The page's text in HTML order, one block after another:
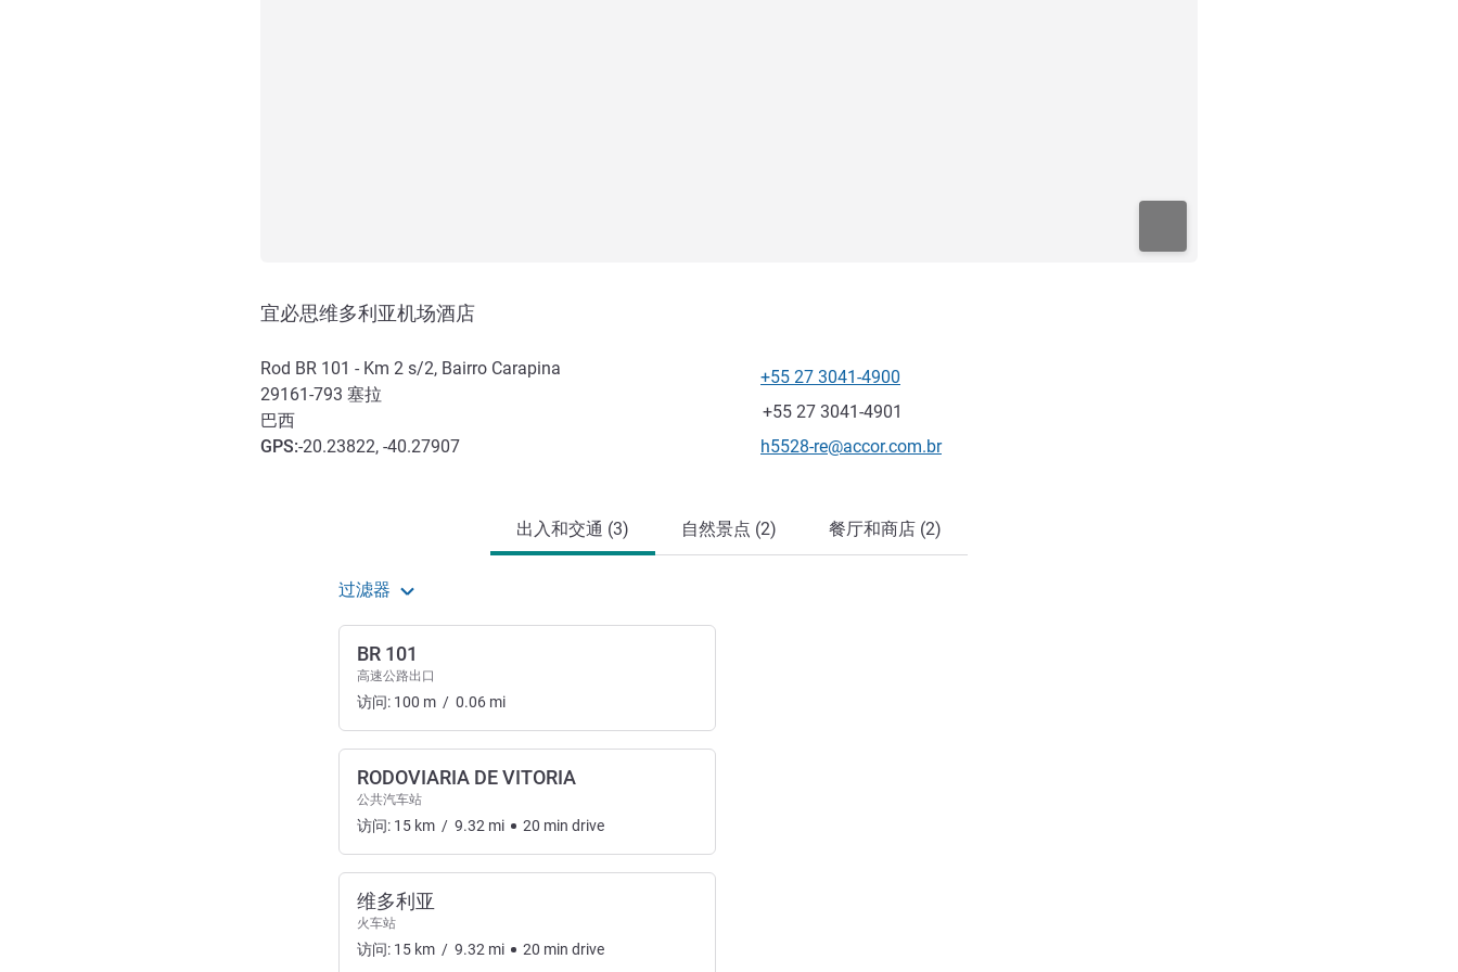
宜必思维多利亚机场酒店
Rod BR 101 - Km 2 s/2, Bairro Carapina
29161-793 塞拉
巴西
GPS:-20.23822, -40.27907
电话
+55 27 3041-4900
传真
+55 27 3041-4901
联系电子邮件
h5528-re@accor.com.br
出入和交通 (3) 自然景点 (2) 餐厅和商店 (2)
过滤器
BR 101
高速公路出口
访问: 100 m / 0.06 mi
RODOVIARIA DE VITORIA
公共汽车站
访问: 15 km / 9.32 mi 20 min drive
维多利亚
火车站
访问: 15 km / 9.32 mi 20 min drive